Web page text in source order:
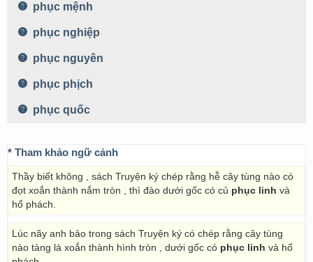
phục mệnh
phục nghiệp
phục nguyên
phục phịch
phục quốc
* Tham khảo ngữ cảnh
Thầy biết không , sách Truyện ký chép rằng hễ cây tùng nào có
đọt xoắn thành nắm tròn , thì đào dưới gốc có củ phục linh và
hổ phách.
Lúc nãy anh bảo trong sách Truyện ký có chép rằng cây tùng
nào tàng lá xoắn thành hình tròn , dưới gốc có phục linh và hổ